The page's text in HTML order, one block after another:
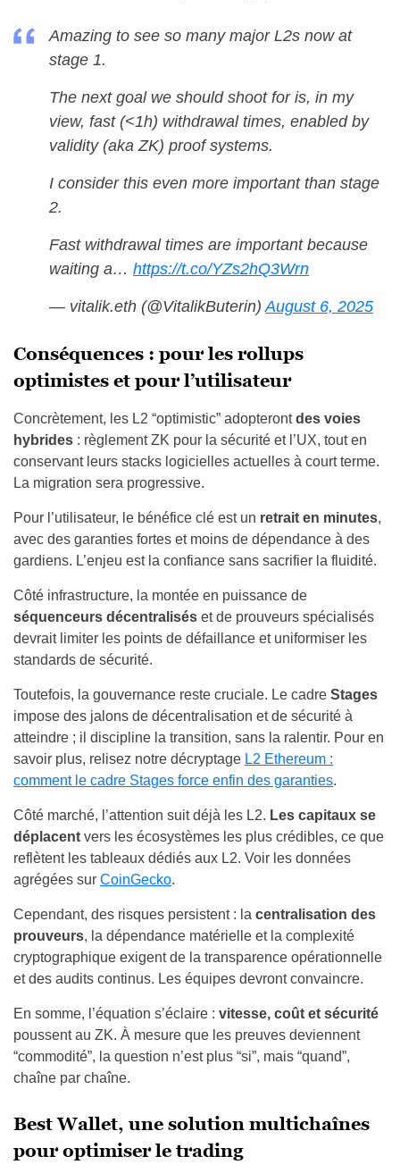
Amazing to see so many major L2s now at
stage 1.
The next goal we should shoot for is, in my
view, fast (<1h) withdrawal times, enabled by
validity (aka ZK) proof systems.
I consider this even more important than stage
2.
Fast withdrawal times are important because
waiting a… https://t.co/YZs2hQ3Wrn
— vitalik.eth (@VitalikButerin) August 6, 2025
Conséquences : pour les rollups
optimistes et pour l’utilisateur
Concrètement, les L2 “optimistic” adopterontdes voies
hybrides : règlement ZK pour la sécurité et l’UX, tout en
conservant leurs stacks logicielles actuelles à court terme.
La migration sera progressive.
Pour l’utilisateur, le bénéfice clé est un retrait en minutes,
avec des garanties fortes et moins de dépendance à des
gardiens. L’enjeu est la confiance sans sacrifier la fluidité.
Côté infrastructure, la montée en puissance de
séquenceurs décentralisés et de prouveurs spécialisés
devrait limiter les points de défaillance et uniformiser les
standards de sécurité.
Toutefois, la gouvernance reste cruciale. Le cadre Stages
impose des jalons de décentralisation et de sécurité à
atteindre ; il discipline la transition, sans la ralentir. Pour en
savoir plus, relisez notre décryptage L2 Ethereum :
comment le cadre Stages force enfin des garanties.
Côté marché, l’attention suit déjà les L2. Les capitaux se
déplacent vers les écosystèmes les plus crédibles, ce que
reflètent les tableaux dédiés aux L2. Voir les données
agrégées sur CoinGecko.
Cependant, des risques persistent : la centralisation des
prouveurs, la dépendance matérielle et la complexité
cryptographique exigent de la transparence opérationnelle
et des audits continus. Les équipes devront convaincre.
En somme, l’équation s’éclaire : vitesse, coût et sécurité
poussent au ZK. À mesure que les preuves deviennent
“commodité”, la question n’est plus “si”, mais “quand”,
chaîne par chaîne.
Best Wallet, une solution multichaînes
pour optimiser le trading